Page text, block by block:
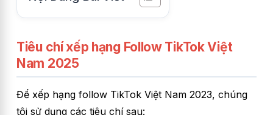
Tiêu chí xếp hạng Follow TikTok Việt
Nam 2025
Để xếp hạng follow TikTok Việt Nam 2023, chúng
tôi sử dụng các tiêu chí sau: